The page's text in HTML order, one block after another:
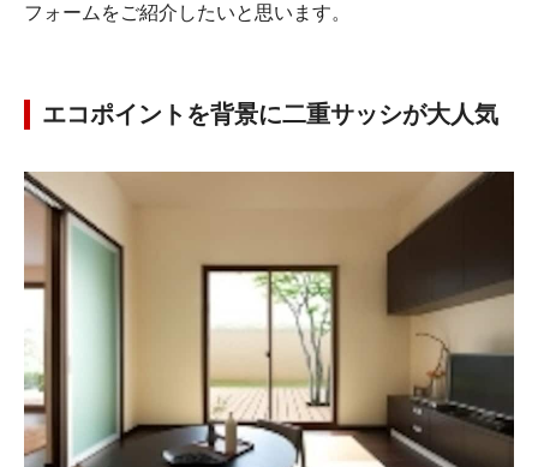
フォームをご紹介したいと思います。
エコポイントを背景に二重サッシが大人気